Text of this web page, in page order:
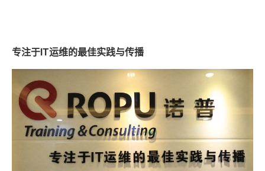
专注于IT运维的最佳实践与传播